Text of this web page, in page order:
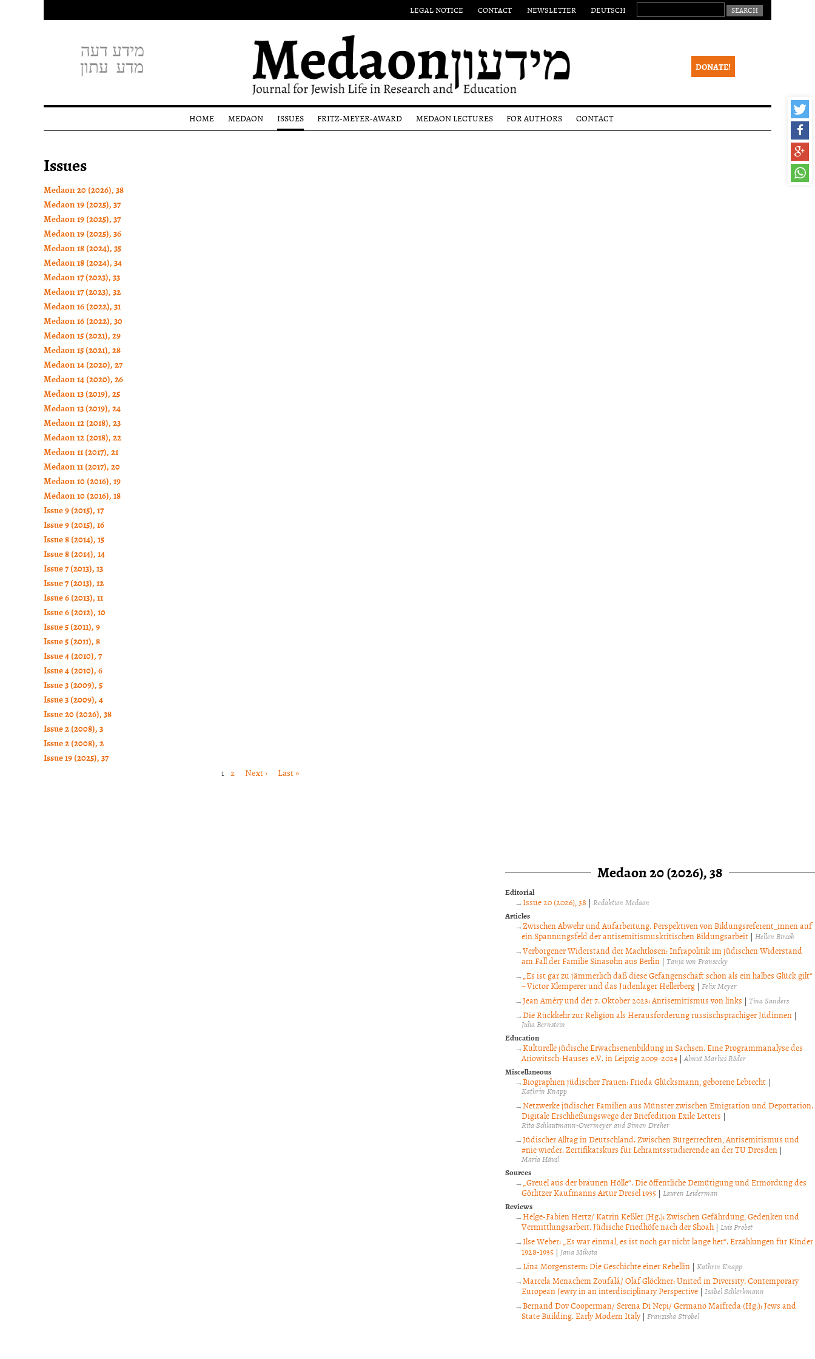
LEGAL NOTICE CONTACT NEWSLETTER DEUTSCH SEARCH FOR:
DONATE!
HOME
MEDAON
ISSUES
FRITZ-MEYER-AWARD
MEDAON LECTURES
FOR AUTHORS
CONTACT
Issues
Medaon 20 (2026), 38
Medaon 19 (2025), 37
Medaon 19 (2025), 37
Medaon 19 (2025), 36
Medaon 18 (2024), 35
Medaon 18 (2024), 34
Medaon 17 (2023), 33
Medaon 17 (2023), 32
Medaon 16 (2022), 31
Medaon 16 (2022), 30
Medaon 15 (2021), 29
Medaon 15 (2021), 28
Medaon 14 (2020), 27
Medaon 14 (2020), 26
Medaon 13 (2019), 25
Medaon 13 (2019), 24
Medaon 12 (2018), 23
Medaon 12 (2018), 22
Medaon 11 (2017), 21
Medaon 11 (2017), 20
Medaon 10 (2016), 19
Medaon 10 (2016), 18
Issue 9 (2015), 17
Issue 9 (2015), 16
Issue 8 (2014), 15
Issue 8 (2014), 14
Issue 7 (2013), 13
Issue 7 (2013), 12
Issue 6 (2013), 11
Issue 6 (2012), 10
Issue 5 (2011), 9
Issue 5 (2011), 8
Issue 4 (2010), 7
Issue 4 (2010), 6
Issue 3 (2009), 5
Issue 3 (2009), 4
Issue 20 (2026), 38
Issue 2 (2008), 3
Issue 2 (2008), 2
Issue 19 (2025), 37
1 2 Next › Last »
Medaon 20 (2026), 38
Editorial
Issue 20 (2026), 38 | Redaktion Medaon
Articles
Zwischen Abwehr und Aufarbeitung. Perspektiven von Bildungsreferent_innen auf
ein Spannungsfeld der antisemitismuskritischen Bildungsarbeit |Hellen Bircok
Verborgener Widerstand der Machtlosen: Infrapolitik im jüdischen Widerstand
am Fall der Familie Sinasohn aus Berlin |Tanja von Fransecky
„Es ist gar zu jämmerlich daß diese Gefangenschaft schon als ein halbes Glück gilt“
– Victor Klemperer und das Judenlager Hellerberg |Felix Meyer
Jean Améry und der 7. Oktober 2023: Antisemitismus von links | Tina Sanders
Die Rückkehr zur Religion als Herausforderung russischsprachiger Jüdinnen|
Julia Bernstein
Education
Kulturelle jüdische Erwachsenenbildung in Sachsen. Eine Programmanalyse des
Ariowitsch-Hauses e.V. in Leipzig 2009–2024 |Almut Marlies Röder
Miscellaneous
Biographien jüdischer Frauen: Frieda Glücksmann, geborene Lebrecht|
Kathrin Knapp
Netzwerke jüdischer Familien aus Münster zwischen Emigration und Deportation.
Digitale Erschließungswege der Briefedition Exile Letters |
Rita Schlautmann-Overmeyer and Simon Dreher
Jüdischer Alltag in Deutschland. Zwischen Bürgerrechten, Antisemitismus und
#nie wieder. Zertifikatskurs für Lehramtsstudierende an der TU Dresden |
Maria Häusl
Sources
„Greuel aus der braunen Hölle“. Die öffentliche Demütigung und Ermordung des
Görlitzer Kaufmanns Artur Dresel 1935 |Lauren Leiderman
Reviews
Helge-Fabien Hertz/ Katrin Keßler (Hg.): Zwischen Gefährdung, Gedenken und
Vermittlungsarbeit. Jüdische Friedhöfe nach der Shoah |Luis Probst
Ilse Weber: „Es war einmal, es ist noch gar nicht lange her“. Erzählungen für Kinder
1928-1935 | Jana Mikota
Lina Morgenstern: Die Geschichte einer Rebellin| Kathrin Knapp
Marcela Menachem Zoufalá/ Olaf Glöckner: United in Diversity. Contemporary
European Jewry in an interdisciplinary Perspective |Isabel Schlerkmann
Bernand Dov Cooperman/ Serena Di Nepi/ Germano Maifreda (Hg.): Jews and
State Building. Early Modern Italy|Franziska Strobel